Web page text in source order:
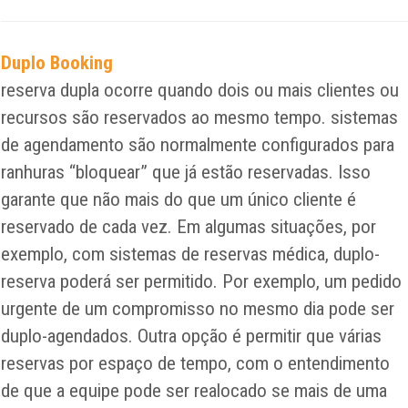
Duplo Booking
reserva dupla ocorre quando dois ou mais clientes ou
recursos são reservados ao mesmo tempo. sistemas
de agendamento são normalmente configurados para
ranhuras “bloquear” que já estão reservadas. Isso
garante que não mais do que um único cliente é
reservado de cada vez. Em algumas situações, por
exemplo, com sistemas de reservas médica, duplo-
reserva poderá ser permitido. Por exemplo, um pedido
urgente de um compromisso no mesmo dia pode ser
duplo-agendados. Outra opção é permitir que várias
reservas por espaço de tempo, com o entendimento
de que a equipe pode ser realocado se mais de uma